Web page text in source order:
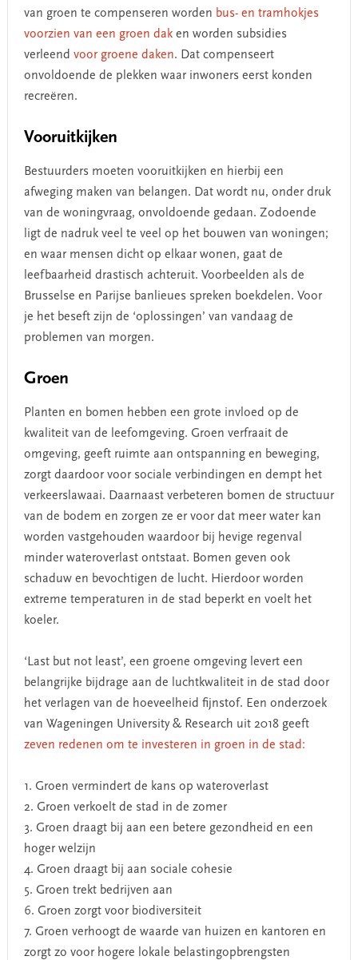
van groen te compenseren worden bus- en tramhokjes
voorzien van een groen daken worden subsidies
verleend voor groene daken. Dat compenseert
onvoldoende de plekken waar inwoners eerst konden
recreëren.
Vooruitkijken
Bestuurders moeten vooruitkijken en hierbij een
afweging maken van belangen. Dat wordt nu, onder druk
van de woningvraag, onvoldoende gedaan. Zodoende
ligt de nadruk veel te veel op het bouwen van woningen;
en waar mensen dicht op elkaar wonen, gaat de
leefbaarheid drastisch achteruit. Voorbeelden als de
Brusselse en Parijse banlieues spreken boekdelen. Voor
je het beseft zijn de ‘oplossingen’ van vandaag de
problemen van morgen.
Groen
Planten en bomen hebben een grote invloed op de
kwaliteit van de leefomgeving. Groen verfraait de
omgeving, geeft ruimte aan ontspanning en beweging,
zorgt daardoor voor sociale verbindingen en dempt het
verkeerslawaai. Daarnaast verbeteren bomen de structuur
van de bodem en zorgen ze er voor dat meer water kan
worden vastgehouden waardoor bij hevige regenval
minder wateroverlast ontstaat. Bomen geven ook
schaduw en bevochtigen de lucht. Hierdoor worden
extreme temperaturen in de stad beperkt en voelt het
koeler.
‘Last but not least’, een groene omgeving levert een
belangrijke bijdrage aan de luchtkwaliteit in de stad door
het verlagen van de hoeveelheid fijnstof. Een onderzoek
van Wageningen University & Research uit 2018 geeft
zeven redenen om te investeren in groen in de stad:
1. Groen vermindert de kans op wateroverlast
2. Groen verkoelt de stad in de zomer
3. Groen draagt bij aan een betere gezondheid en een
hoger welzijn
4. Groen draagt bij aan sociale cohesie
5. Groen trekt bedrijven aan
6. Groen zorgt voor biodiversiteit
7. Groen verhoogt de waarde van huizen en kantoren en
zorgt zo voor hogere lokale belastingopbrengsten